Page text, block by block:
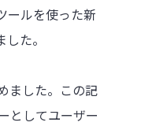
ールを使った新
た。
ました。この記
としてユーザー